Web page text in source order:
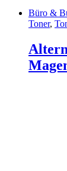
Büro &
Toner,